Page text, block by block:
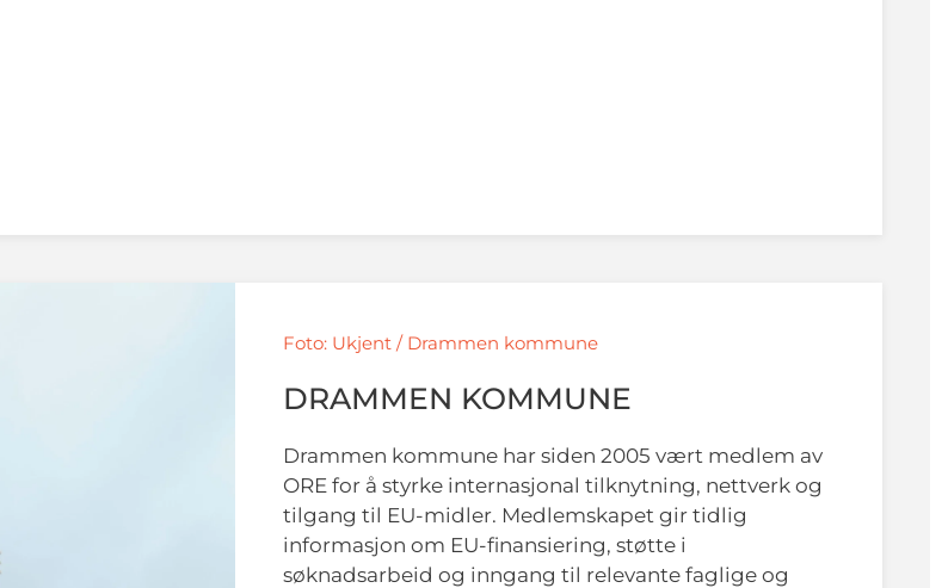
Foto: Ukjent / Drammen kommune
DRAMMEN KOMMUNE
Drammen kommune har siden 2005 vært medlem av
ORE for å styrke internasjonal tilknytning, nettverk og
tilgang til EU-midler. Medlemskapet gir tidlig
informasjon om EU-finansiering, støtte i
søknadsarbeid og inngang til relevante faglige og